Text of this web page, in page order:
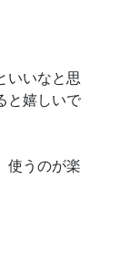
いいなと思
と嬉しいで
使うのが楽